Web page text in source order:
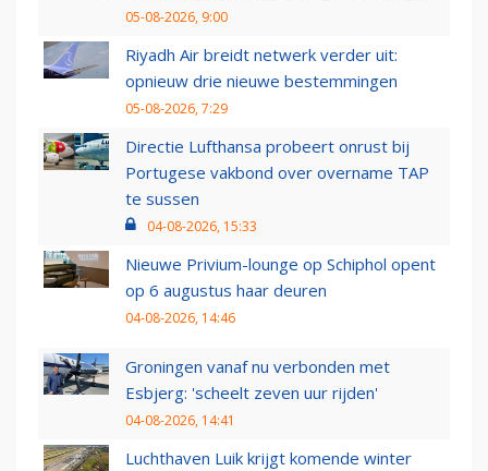
05-08-2026, 9:00
Riyadh Air breidt netwerk verder uit:
opnieuw drie nieuwe bestemmingen
05-08-2026, 7:29
Directie Lufthansa probeert onrust bij
Portugese vakbond over overname TAP
te sussen
04-08-2026, 15:33
Nieuwe Privium-lounge op Schiphol opent
op 6 augustus haar deuren
04-08-2026, 14:46
Groningen vanaf nu verbonden met
Esbjerg: 'scheelt zeven uur rijden'
04-08-2026, 14:41
Luchthaven Luik krijgt komende winter